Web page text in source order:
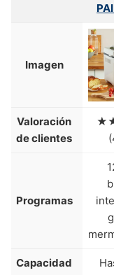
Imagen
Valoración
de clientes
Programas
Capacidad